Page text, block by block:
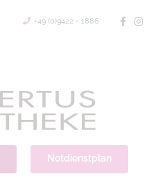
+49 (0)9422 - 1886
Notdienstplan